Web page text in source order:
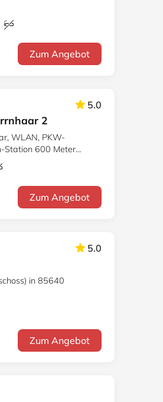
Zum Angebot
5.0
2
WLAN, PKW-
Station 600 Meter
Zum Angebot
5.0
in 85640
Zum Angebot